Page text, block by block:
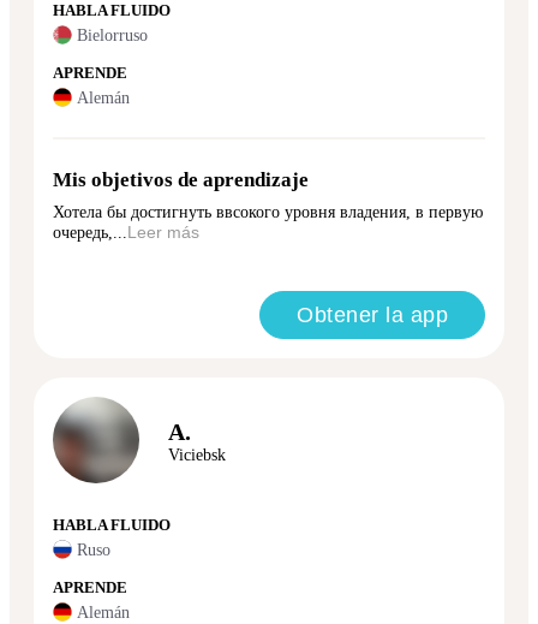
HABLA FLUIDO
Bielorruso
APRENDE
Alemán
Mis objetivos de aprendizaje
Хотела бы достигнуть ввсокого уровня владения, в первую
очередь,... Leer más
Obtener la app
A.
Viciebsk
HABLA FLUIDO
Ruso
APRENDE
Alemán